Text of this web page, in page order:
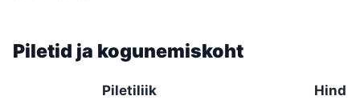
Piletid ja kogunemiskoht
Piletiliik
Hind